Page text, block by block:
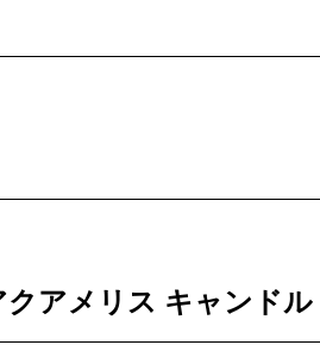
アメリス キャンドル